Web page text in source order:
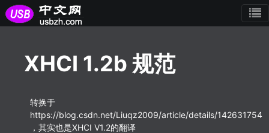
XHCI 1.2b 规范
转换于
https://blog.csdn.net/Liuqz2009/article/details/142631754
，其实也是XHCI V1.2的翻译